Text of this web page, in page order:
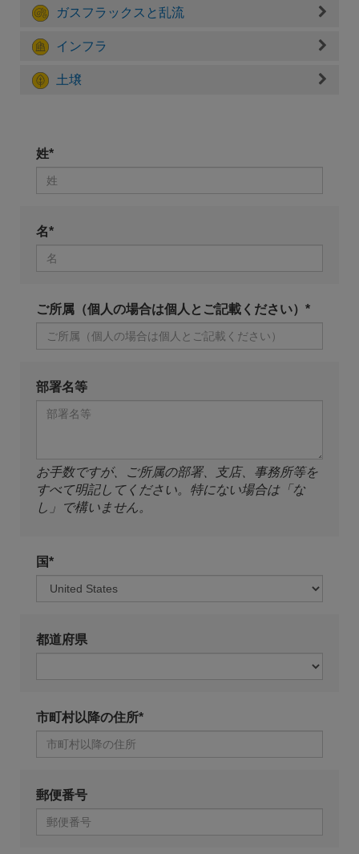
ガスフラックスと乱流
インフラ
土壌
姓*
名*
ご所属（個人の場合は個人とご記載ください）*
部署名等
お手数ですが、ご所属の部署、支店、事務所等を
すべて明記してください。特にない場合は「な
し」で構いません。
国*
都道府県
市町村以降の住所*
郵便番号